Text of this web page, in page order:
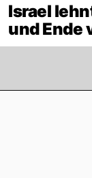
Israel
und Ende